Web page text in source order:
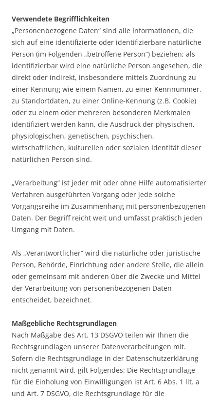
Verwendete Begrifflichkeiten
„Personenbezogene Daten“ sind alle Informationen, die
sich auf eine identifizierte oder identifizierbare natürliche
Person (im Folgenden „betroffene Person“) beziehen; als
identifizierbar wird eine natürliche Person angesehen, die
direkt oder indirekt, insbesondere mittels Zuordnung zu
einer Kennung wie einem Namen, zu einer Kennnummer,
zu Standortdaten, zu einer Online-Kennung (z.B. Cookie)
oder zu einem oder mehreren besonderen Merkmalen
identifiziert werden kann, die Ausdruck der physischen,
physiologischen, genetischen, psychischen,
wirtschaftlichen, kulturellen oder sozialen Identität dieser
natürlichen Person sind.
„Verarbeitung“ ist jeder mit oder ohne Hilfe automatisierter
Verfahren ausgeführten Vorgang oder jede solche
Vorgangsreihe im Zusammenhang mit personenbezogenen
Daten. Der Begriff reicht weit und umfasst praktisch jeden
Umgang mit Daten.
Als „Verantwortlicher“ wird die natürliche oder juristische
Person, Behörde, Einrichtung oder andere Stelle, die allein
oder gemeinsam mit anderen über die Zwecke und Mittel
der Verarbeitung von personenbezogenen Daten
entscheidet, bezeichnet.
Maßgebliche Rechtsgrundlagen
Nach Maßgabe des Art. 13 DSGVO teilen wir Ihnen die
Rechtsgrundlagen unserer Datenverarbeitungen mit.
Sofern die Rechtsgrundlage in der Datenschutzerklärung
nicht genannt wird, gilt Folgendes: Die Rechtsgrundlage
für die Einholung von Einwilligungen ist Art. 6 Abs. 1 lit. a
und Art. 7 DSGVO, die Rechtsgrundlage für die